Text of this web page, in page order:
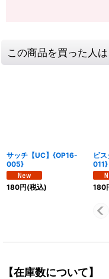
この商品を買った人
サッチ【UC】{OP16-
005}
180円(税込)
ビ
011}
180
【在庫数について】